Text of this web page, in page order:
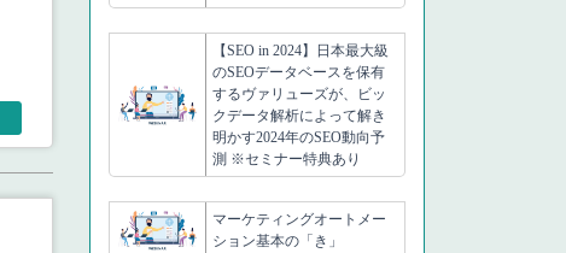
【SEO in 2024】日本最大級
のSEOデータベースを保有
するヴァリューズが、ビッ
クデータ解析によって解き
明かす2024年のSEO動向予
測 ※セミナー特典あり
マーケティングオートメー
ション基本の「き」